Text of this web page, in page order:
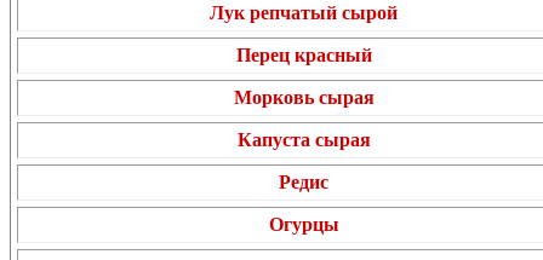
Лук репчатый сырой
Перец красный
Морковь сырая
Капуста сырая
Редис
Огурцы